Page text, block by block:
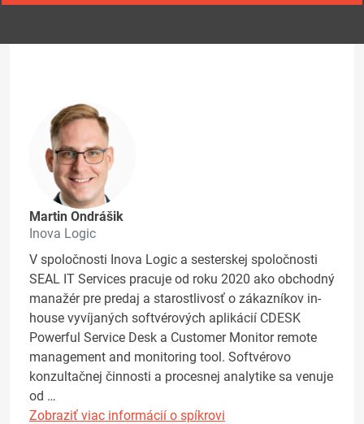
Martin Ondrášik
Inova Logic
V spoločnosti Inova Logic a sesterskej spoločnosti
SEAL IT Services pracuje od roku 2020 ako obchodný
manažér pre predaj a starostlivosť o zákazníkov in-
house vyvíjaných softvérových aplikácií CDESK
Powerful Service Desk a Customer Monitor remote
management and monitoring tool. Softvérovo
konzultačnej činnosti a procesnej analytike sa venuje
od …
Zobraziť viac informácií o spíkrovi